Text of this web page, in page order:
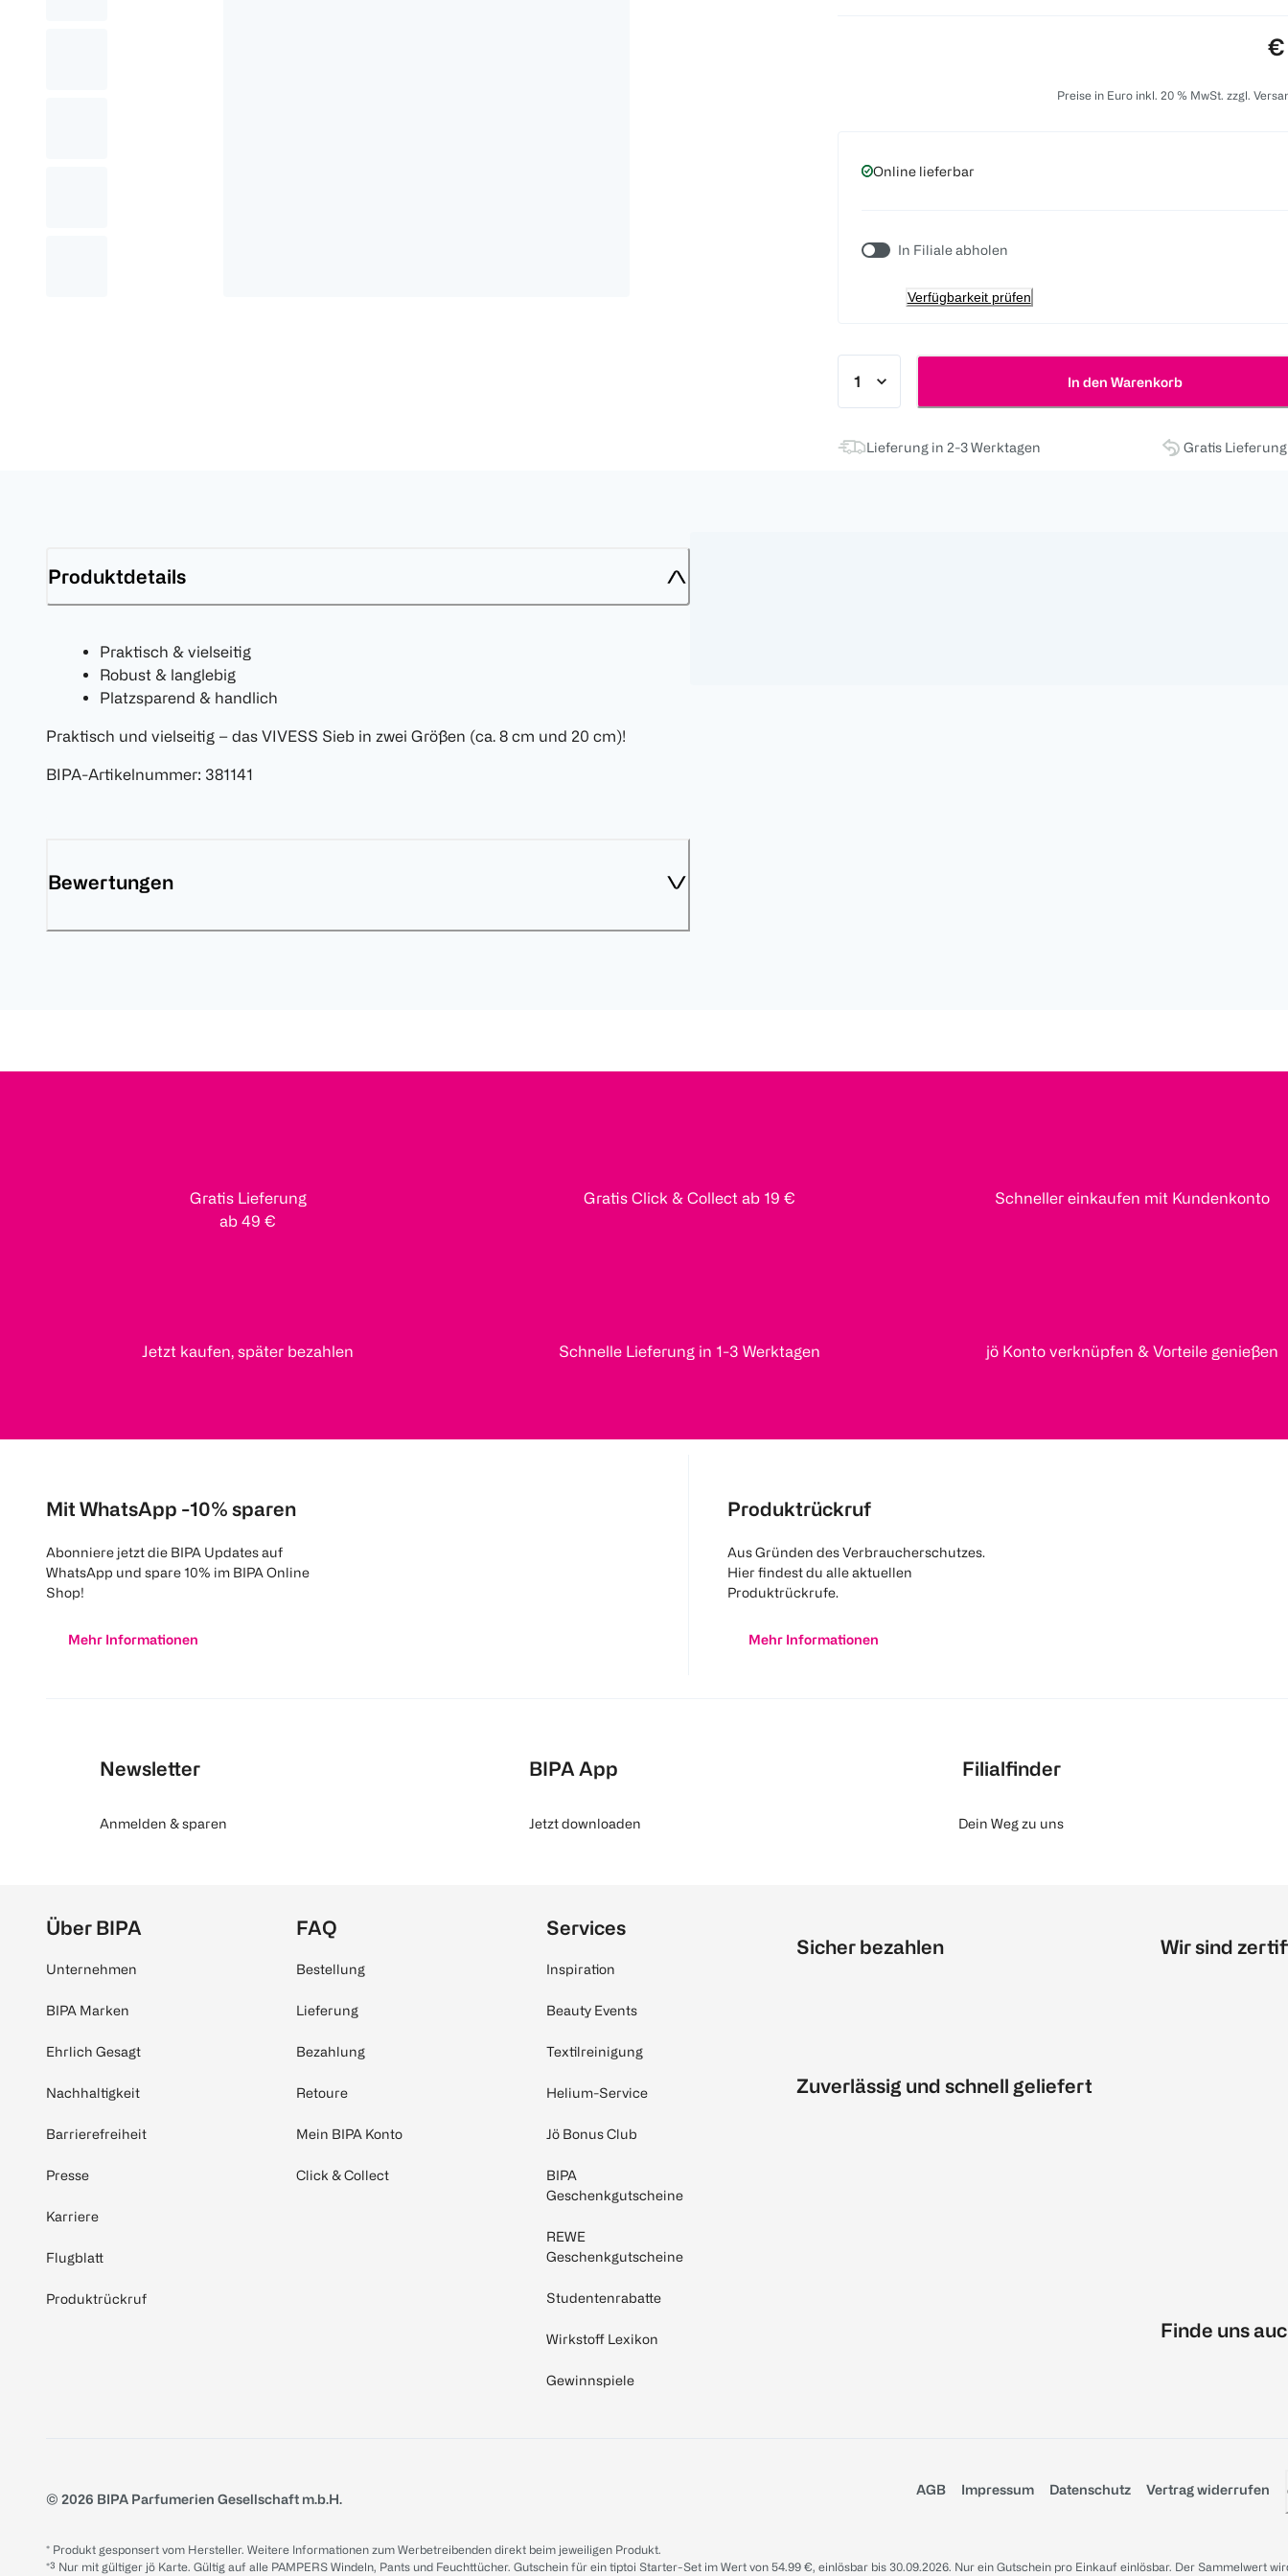
€
Preise in Euro inkl. 20 % MwSt. zzgl.
Online lieferbar
In Filiale abholen
Verfügbarkeit prüfen
In den Warenkorb
Lieferung in 2-3 Werktagen Gratis
Produktdetails
Praktisch & vielseitig
Robust & langlebig
Platzsparend & handlich
Praktisch und vielseitig – das VIVESS Sieb in zwei Größen (ca. 8 cm und 20 cm)!
BIPA-Artikelnummer: 381141
Bewertungen
Gratis Lieferung
ab 49 €
Gratis Click & Collect ab 19 € Schneller einkaufen mit Kundenkonto
Jetzt kaufen, später bezahlen Schnelle Lieferung in 1-3 Werktagen jö Konto verknüpfen & Vorteile genießen
Mit WhatsApp -10% sparen
Abonniere jetzt die BIPA Updates auf
WhatsApp und spare 10% im BIPA Online
Shop!
Mehr Informationen
Produktrückruf
Aus Gründen des Verbraucherschutzes.
Hier findest du alle aktuellen
Produktrückrufe.
Mehr Informationen
Newsletter
Anmelden & sparen
BIPA App
Jetzt downloaden
Filialfinder
Dein Weg zu uns
Über BIPA
Unternehmen
BIPA Marken
Ehrlich Gesagt
Nachhaltigkeit
Barrierefreiheit
Presse
Karriere
Flugblatt
Produktrückruf
FAQ
Bestellung
Lieferung
Bezahlung
Retoure
Mein BIPA Konto
Click & Collect
Services
Inspiration
Beauty Events
Textilreinigung
Helium-Service
Jö Bonus Club
BIPA
Geschenkgutscheine
REWE
Geschenkgutscheine
Studentenrabatte
Wirkstoff Lexikon
Gewinnspiele
Sicher bezahlen
Zuverlässig und schnell geliefert
Wir sind
Finde uns
© 2026 BIPA Parfumerien Gesellschaft m.b.H.
AGB Impressum Datenschutz Vertrag widerrufen
* Produkt gesponsert vom Hersteller. Weitere Informationen zum Werbetreibenden direkt beim jeweiligen Produkt.
*³ Nur mit gültiger jö Karte. Gültig auf alle PAMPERS Windeln, Pants und Feuchttücher. Gutschein für ein tiptoi Starter-Set im Wert von 54.99 €, einlösbar bis 30.09.2026. Nur ein Gutschein pro Einkauf einlösbar. Der Sammelwert